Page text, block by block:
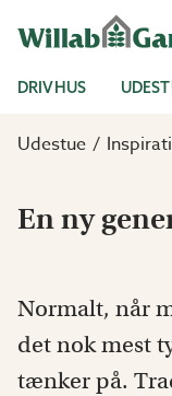
DRIVHUS
Udestue
En ny
Normalt, når
det nok mest
tænker på.